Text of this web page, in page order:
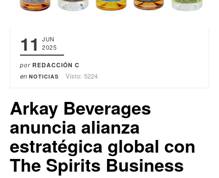
11
JUN
2025
por REDACCIÓN C
en NOTICIAS Visto: 5224
Arkay Beverages
anuncia alianza
estratégica global con
The Spirits Business